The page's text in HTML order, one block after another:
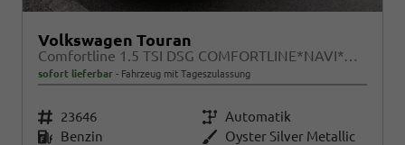
Volkswagen Touran
Comfortline 1.5 TSI DSG COMFORTLINE*NAVI*ACC*PDC*LED*SHZ*KAMERA*7-SITZER*17-ZOLL
sofort lieferbar Fahrzeug mit Tageszulassung
Fahrzeugnr. 23646 Getriebe Automatik
Kraftstoff Benzin Außenfarbe Oyster Silver Metallic